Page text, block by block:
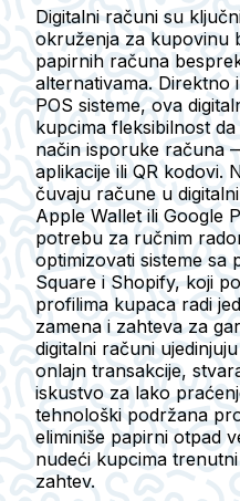
Digitalni računi su
okruženja za kupovinu
papirnih računa
alternativama. Direktno
POS sisteme, ova
kupcima fleksibilnost
način isporuke računa
aplikacije ili QR kodovi.
čuvaju račune u
Apple Wallet ili Google
potrebu za ručnim
optimizovati sisteme sa
Square i Shopify, koji
profilima kupaca radi
zamena i zahteva za
digitalni računi
onlajn transakcije,
iskustvo za lako
tehnološki podržana
eliminiše papirni otpad
nudeći kupcima
zahtev.